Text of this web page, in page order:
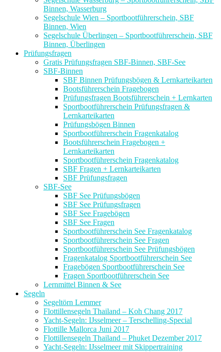
Binnen, Wasserburg
Segelschule Wien – Sportbootführerschein, SBF
Binnen, Wien
Segelschule Überlingen – Sportbootführerschein, SBF
Binnen, Überlingen
Prüfungsfragen
Gratis Prüfungsfragen SBF-Binnen, SBF-See
SBF-Binnen
SBF Binnen Prüfungsbögen & Lernkarteikarten
Bootsführerschein Fragebogen
Prüfungsfragen Bootsführerschein + Lernkarten
Sportbootführerschein Prüfungsfragen &
Lernkarteikarten
Prüfungsbögen Binnen
Sportbootführerschein Fragenkatalog
Bootsführerschein Fragebogen +
Lernkarteikarten
Sportbootführerschein Fragenkatalog
SBF Fragen + Lernkarteikarten
SBF Prüfungsfragen
SBF-See
SBF See Prüfungsbögen
SBF See Prüfungsfragen
SBF See Fragebögen
SBF See Fragen
Sportbootführerschein See Fragenkatalog
Sportbootführerschein See Fragen
Sportbootführerschein See Prüfungsbögen
Fragenkatalog Sportbootführerschein See
Fragebögen Sportbootführerschein See
Fragen Sportbootführerschein See
Lernmittel Binnen & See
Segeln
Segeltörn Lemmer
Flottillensegeln Thailand – Koh Chang 2017
Yacht-Segeln: IJsselmeer – Terschelling-Special
Flottille Mallorca Juni 2017
Flottillensegeln Thailand – Phuket Dezember 2017
Yacht-Segeln: IJsselmeer mit Skippertraining